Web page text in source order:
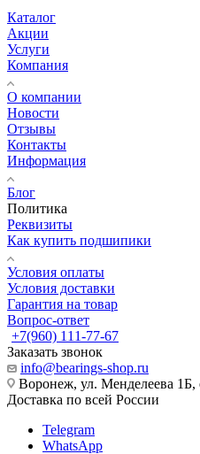
Каталог
Акции
Услуги
Компания
О компании
Новости
Отзывы
Контакты
Информация
Блог
Политика
Реквизиты
Как купить подшипики
Условия оплаты
Условия доставки
Гарантия на товар
Вопрос-ответ
+7(960) 111-77-67
Заказать звонок
info@bearings-shop.ru
Воронеж, ул. Менделеева 1Б,
Доставка по всей России
Telegram
WhatsApp